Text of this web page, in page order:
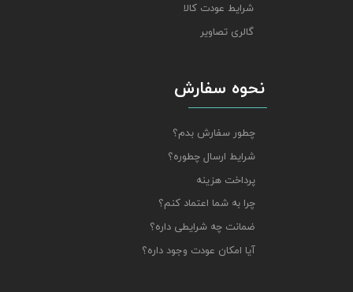
نحوه سفارش
چطور سفارش بدم؟
شرایط ارسال چطوره؟
پرداخت هزینه
چرا به شما اعتماد کنم؟
ضمانت چه شرایطی داره؟
آیا امکان عودت وجود داره؟
شرایط عودت کالا
گالری تصاویر